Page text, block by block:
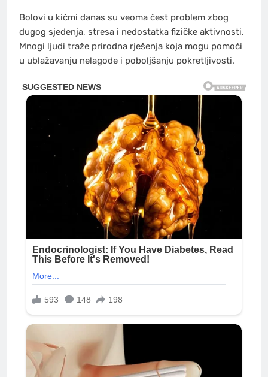
Bolovi u kičmi danas su veoma čest problem zbog
dugog sjedenja, stresa i nedostatka fizičke aktivnosti.
Mnogi ljudi traže prirodna rješenja koja mogu pomoći
u ublažavanju nelagode i poboljšanju pokretljivosti.